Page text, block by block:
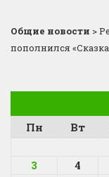
Общие новости >
пополнился
Пн
Вт
3
4